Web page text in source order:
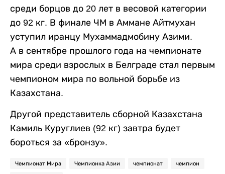
среди борцов до 20 лет в весовой категории
до 92 кг. В финале ЧМ в Аммане Айтмухан
уступил иранцу Мухаммадмобину Азими.
А в сентябре прошлого года на чемпионате
мира среди взрослых в Белграде стал первым
чемпионом мира по вольной борьбе из
Казахстана.
Другой представитель сборной Казахстана
Камиль Куруглиев (92 кг) завтра будет
бороться за «бронзу».
Чемпионат Мира Чемпионка Азии чемпионат чемпион